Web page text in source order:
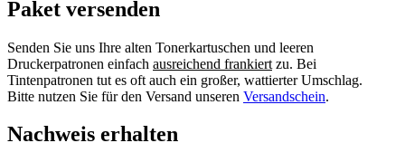
Paket versenden
Senden Sie uns Ihre alten Tonerkartuschen und leeren
Druckerpatronen einfach ausreichend frankiert zu. Bei
Tintenpatronen tut es oft auch ein großer, wattierter Umschlag.
Bitte nutzen Sie für den Versand unseren Versandschein.
Nachweis erhalten